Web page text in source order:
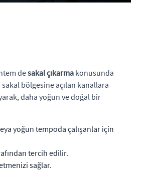
desakal çıkarma konusunda
bölgesine açılan kanallara
daha yoğun ve doğal bir
yoğun tempoda çalışanlar için
tercih edilir.
sağlar.